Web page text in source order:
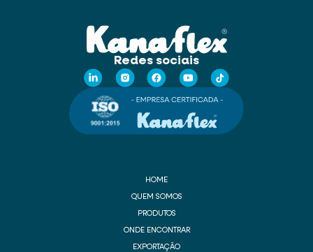
Redes sociais
HOME
QUEM SOMOS
PRODUTOS
ONDE ENCONTRAR
EXPORTAÇÃO